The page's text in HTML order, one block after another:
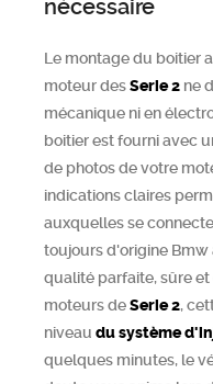
nécessaire
Le montage du boitier
moteur desSerie 2 ne
mécanique ni en
boitier est fourni avec
de photos de votre
indications claires
auxquelles se
toujours d'origine Bmw
qualité parfaite, sûre
moteurs deSerie 2,
niveau du système
quelques minutes, le